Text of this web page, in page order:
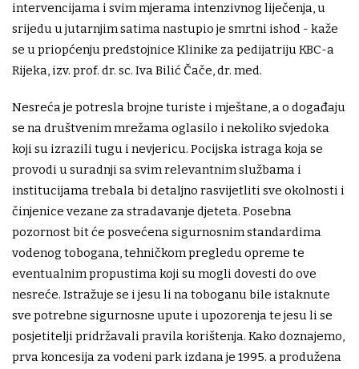
intervencijama i svim mjerama intenzivnog liječenja, u
srijedu u jutarnjim satima nastupio je smrtni ishod - kaže
se u priopćenju predstojnice Klinike za pedijatriju KBC-a
Rijeka, izv. prof. dr. sc. Iva Bilić Čače, dr. med.
Nesreća je potresla brojne turiste i mještane, a o događaju
se na društvenim mrežama oglasilo i nekoliko svjedoka
koji su izrazili tugu i nevjericu. Pocijska istraga koja se
provodi u suradnji sa svim relevantnim službama i
institucijama trebala bi detaljno rasvijetliti sve okolnosti i
činjenice vezane za stradavanje djeteta. Posebna
pozornost bit će posvećena sigurnosnim standardima
vodenog tobogana, tehničkom pregledu opreme te
eventualnim propustima koji su mogli dovesti do ove
nesreće. Istražuje se i jesu li na toboganu bile istaknute
sve potrebne sigurnosne upute i upozorenja te jesu li se
posjetitelji pridržavali pravila korištenja. Kako doznajemo,
prva koncesija za vodeni park izdana je 1995. a produžena